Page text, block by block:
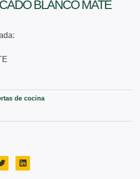
BLANCO MATE
de cocina